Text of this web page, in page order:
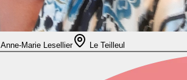
Anne-Marie Lesellier Le Teilleul